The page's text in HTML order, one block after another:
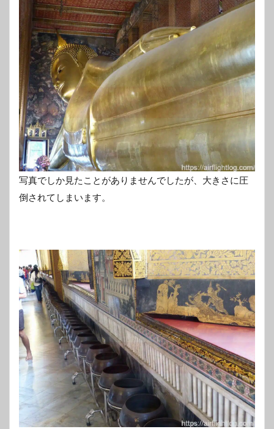
写真でしか見たことがありませんでしたが、大きさに圧
倒されてしまいます。